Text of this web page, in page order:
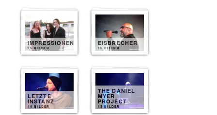
IMPRESSIONEN
25 BILDER
EISBRECHER
15 BILDER
LETZTE
INSTANZ
14 BILDER
THE DANIEL
MYER
PROJECT
13 BILDER